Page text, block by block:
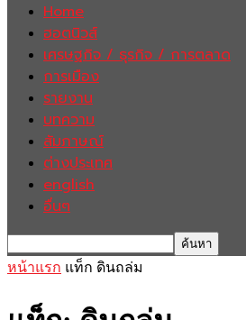
Home
ฮอตนิวส์
เศรษฐกิจ / ธุรกิจ / การตลาด
การเมือง
รายงาน
บทความ
สัมภาษณ์
ต่างประเทศ
english
อื่นๆ
หน้าแรก แท็ก ดินถล่ม